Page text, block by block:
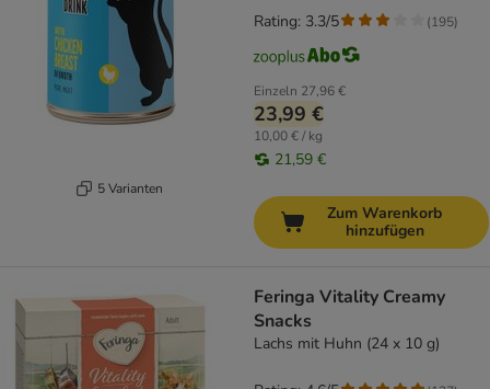
5 Varianten
Einzeln 27,96 €
23,99 €
10,00 € / kg
21,59 €
Rating: 3.3/5 (195)
Zum Warenkorb
hinzufügen
Feringa Vitality Creamy
Snacks
Lachs mit Huhn (24 x 10 g)